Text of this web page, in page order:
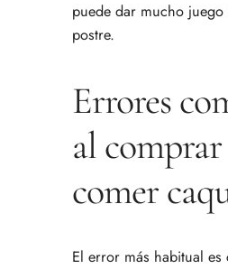
puede dar mucho juego
postre.
Errores
al
comer
El error más habitual